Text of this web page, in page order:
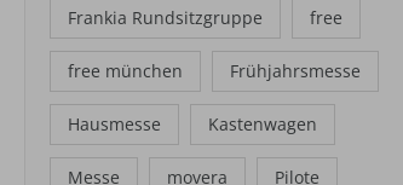
Frankia Rundsitzgruppe free
free münchen Frühjahrsmesse
Hausmesse Kastenwagen
Messe movera Pilote